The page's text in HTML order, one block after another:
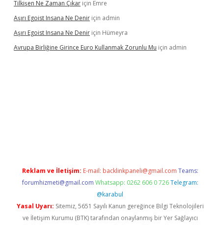
Tilkişen Ne Zaman Çıkar için Emre
Aşırı Egoist Insana Ne Denir için admin
Aşırı Egoist Insana Ne Denir için Hümeyra
Avrupa Birliğine Girince Euro Kullanmak Zorunlu Mu için admin
Reklam ve İletişim: E-mail: backlinkpaneli@gmail.com Teams:
forumhizmeti@gmail.com Whatsapp: 0262 606 0 726 Telegram:
@karabul
Yasal Uyarı: Sitemiz, 5651 Sayılı Kanun gereğince Bilgi Teknolojileri
ve İletişim Kurumu (BTK) tarafından onaylanmış bir Yer Sağlayıcı